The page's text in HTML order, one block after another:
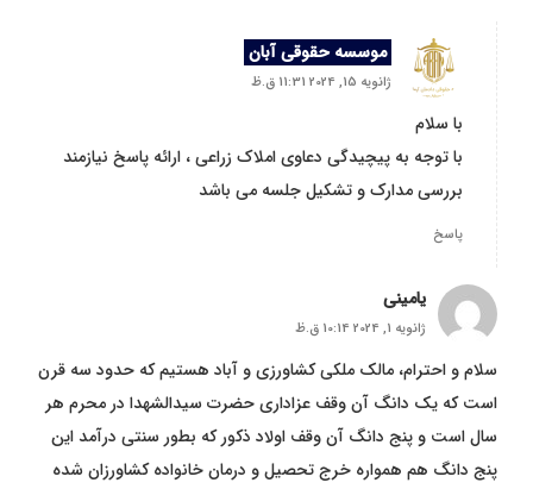
موسسه حقوقی آبان
ژانویه 15, 2024 11:31 ق.ظ
با سلام
با توجه به پیچیدگی دعاوی املاک زراعی ، ارائه پاسخ نیازمند
بررسی مدارک و تشکیل جلسه می باشد
پاسخ
یامینی
ژانویه 1, 2024 10:14 ق.ظ
سلام و احترام، مالک ملکی کشاورزی و آباد هستیم که حدود سه قرن
است که یک دانگ آن وقف عزاداری حضرت سیدالشهدا در محرم هر
سال است و پنج دانگ آن وقف اولاد ذکور که بطور سنتی درآمد این
پنج دانگ هم همواره خرج تحصیل و درمان خانواده کشاورزان شده